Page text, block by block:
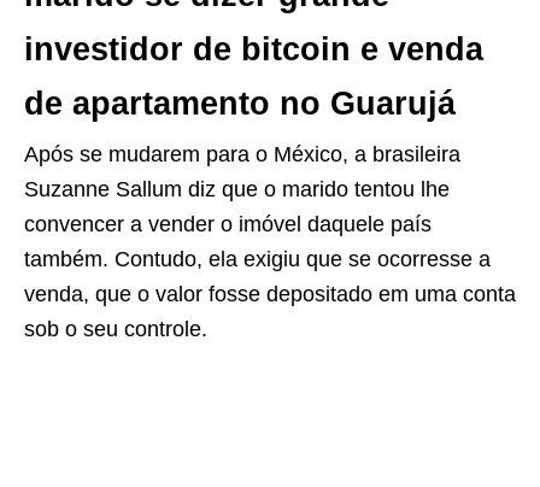
investidor de bitcoin e venda
de apartamento no Guarujá
Após se mudarem para o México, a brasileira
Suzanne Sallum diz que o marido tentou lhe
convencer a vender o imóvel daquele país
também. Contudo, ela exigiu que se ocorresse a
venda, que o valor fosse depositado em uma conta
sob o seu controle.